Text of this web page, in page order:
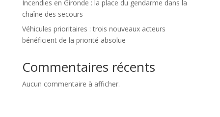
Incendies en Gironde : la place du gendarme dans la
chaîne des secours
Véhicules prioritaires : trois nouveaux acteurs
bénéficient de la priorité absolue
Commentaires récents
Aucun commentaire à afficher.